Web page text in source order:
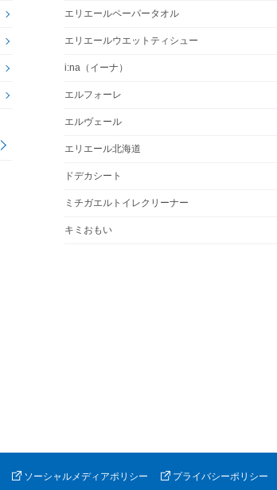
エリエールペーパータオル
エリエールウエットティシュー
i:na（イーナ）
エルフォーレ
エルヴェール
エリエール北海道
ドデカシート
ミチガエルトイレクリーナー
キミおもい
ソーシャルメディアポリシー プライバシーポリシー